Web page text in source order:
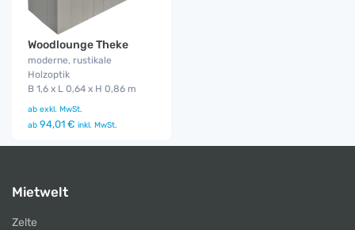
Woodlounge Theke
moderne, rustikale
Holzoptik
B 1,6 x L 0,64 x H 0,86 m
ab exkl. MwSt.
ab 94,01 € inkl. MwSt.
Mietwelt
Zelte